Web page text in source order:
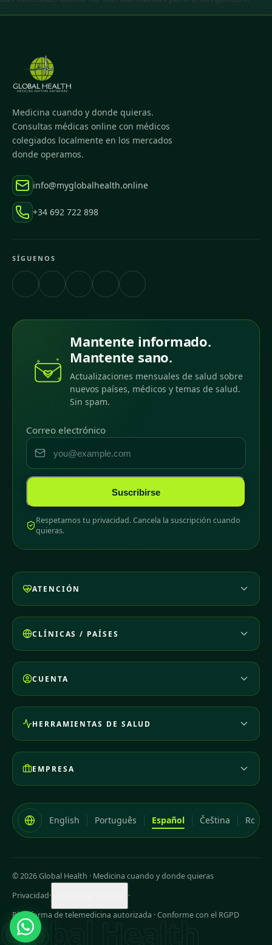
Medicina cuando y donde quieras.
Consultas médicas online con médicos
colegiados localmente en los mercados
donde operamos.
info@myglobalhealth.online
+34 692 722 898
SÍGUENOS
Mantente informado.
Mantente sano.
Actualizaciones mensuales de salud sobre
nuevos países, médicos y temas de salud.
Sin spam.
Correo electrónico
Suscribirse
Respetamos tu privacidad. Cancela la suscripción cuando
quieras.
ATENCIÓN
CLÍNICAS / PAÍSES
CUENTA
HERRAMIENTAS DE SALUD
EMPRESA
English Português Español Čeština
© 2026 Global Health · Medicina cuando y donde quieras
Privacidad·
·
Plataforma de telemedicina autorizada · Conforme con el RGPD
Global Health